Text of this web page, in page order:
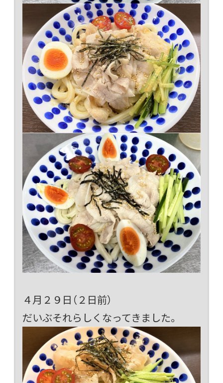
４月２９日（２日前）
だいぶそれらしくなってきました。